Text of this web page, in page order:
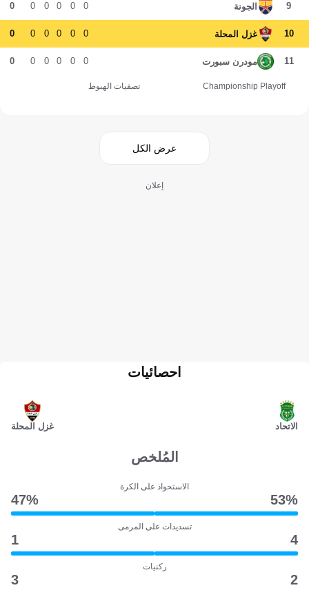
9 الجونة 0
0
0
0
0
0
10 غزل المحلة 0
0
0
0
0
0
11 مودرن سبورت 0
0
0
0
0
0
Championship Playoff تصفيات الهبوط
عرض الكل
إعلان
الاتحاد
احصائيات
غزل المحلة
المُلخص
الاستحواذ على الكرة
53‎%‎
47‎%‎
تسديدات على المرمى
4
1
ركنيات
2
3